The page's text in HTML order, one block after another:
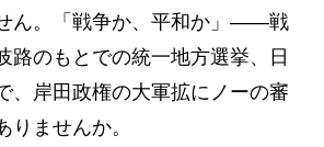
ん。「戦争か、平和か」――戦
路のもとでの統一地方選挙、日
、岸田政権の大軍拡にノーの審
りませんか。